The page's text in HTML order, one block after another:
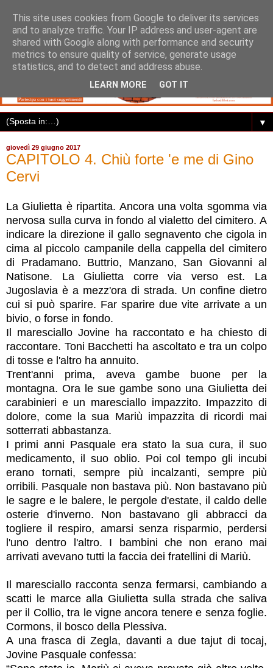
▼
giovedì 29 giugno 2017
CAPITOLO 4. Chiù forte 'e me di Gino
Cervi
La Giulietta è ripartita. Ancora una volta sgomma via
nervosa sulla curva in fondo al vialetto del cimitero. A
indicare la direzione il gallo segnavento che cigola in
cima al piccolo campanile della cappella del cimitero
di Pradamano. Buttrio, Manzano, San Giovanni al
Natisone. La Giulietta corre via verso est. La
Jugoslavia è a mezz'ora di strada. Un confine dietro
cui si può sparire. Far sparire due vite arrivate a un
bivio, o forse in fondo.
Il maresciallo Jovine ha raccontato e ha chiesto di
raccontare. Toni Bacchetti ha ascoltato e tra un colpo
di tosse e l'altro ha annuito.
Trent'anni prima, aveva gambe buone per la
montagna. Ora le sue gambe sono una Giulietta dei
carabinieri e un maresciallo impazzito. Impazzito di
dolore, come la sua Mariù impazzita di ricordi mai
sotterrati abbastanza.
I primi anni Pasquale era stato la sua cura, il suo
medicamento, il suo oblio. Poi col tempo gli incubi
erano tornati, sempre più incalzanti, sempre più
orribili. Pasquale non bastava più. Non bastavano più
le sagre e le balere, le pergole d'estate, il caldo delle
osterie d'inverno. Non bastavano gli abbracci da
togliere il respiro, amarsi senza risparmio, perdersi
l'uno dentro l'altro. I bambini che non erano mai
arrivati avevano tutti la faccia dei fratellini di Mariù.
Il maresciallo racconta senza fermarsi, cambiando a
scatti le marce alla Giulietta sulla strada che saliva
per il Collio, tra le vigne ancora tenere e senza foglie.
Cormons, il bosco della Plessiva.
A una frasca di Zegla, davanti a due tajut di tocaj,
Jovine Pasquale confessa:
This site uses cookies from Google to deliver its services
and to analyze traffic. Your IP address and user-agent are
shared with Google along with performance and security
metrics to ensure quality of service, generate usage
statistics, and to detect and address abuse.
LEARN MORE GOT IT